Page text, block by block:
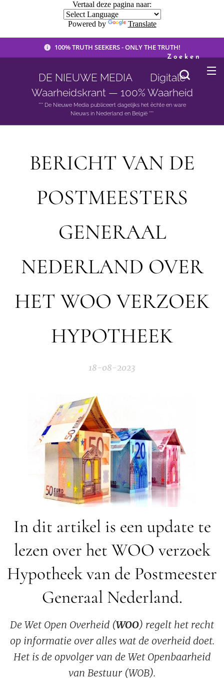
Vertaal deze pagina naar:
Powered by Translate
100% TRUTH SEEKERS - ONLY THE TRUTH!
DE NIEUWE MEDIA 🟣 Digitale
Waarheidskrant — 100% Waarheid
*** De Nieuwe Media publiceert dagelijks het èchte en ware
Nieuws in Nederland en België ***
Zoeken
BERICHT VAN DE
POSTMEESTERS
GENERAAL
NEDERLAND OVER
HET WOO VERZOEK
HYPOTHEEK
18-08-2023
In dit artikel is een update te
lezen over het WOO verzoek
Hypotheek van de Postmeester
Generaal Nederland.
De Wet Open Overheid (WOO) regelt het recht
op informatie over alles wat de overheid doet.
Het is de opvolger van de Wet Openbaarheid
van Bestuur (WOB).